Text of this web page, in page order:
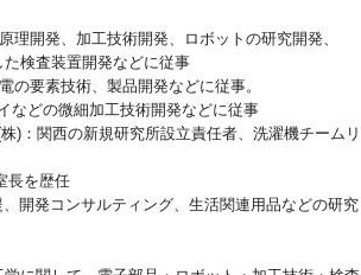
開発、加工技術開発、ロボットの研究開発、
置開発などに従事
要素技術、製品開発などに従事。
などの微細加工技術開発などに従事
：関西の新規研究所設立責任者、洗濯機チームリ
を歴任
開発コンサルティング、生活関連用品などの研究